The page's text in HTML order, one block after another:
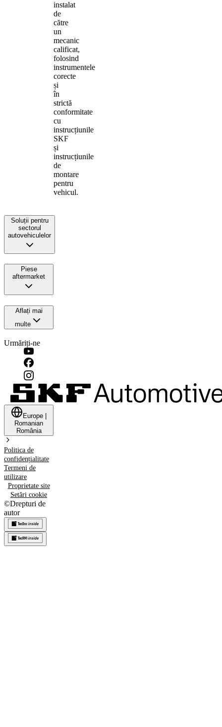
instalat
de
către
un
mecanic
calificat,
folosind
instrumentele
corecte
și
în
strictă
conformitate
cu
instrucțiunile
SKF
și
instrucțiunile
de
montare
pentru
vehicul.
Soluții pentru
sectorul
autovehiculelor
Piese
aftermarket
Aflați mai
multe
Urmăriți-ne
Europe
Romanian
România
Politica de
confidențialitate
Termeni de
utilizare
Proprietate site
Setări cookie
©Drepturi de
autor